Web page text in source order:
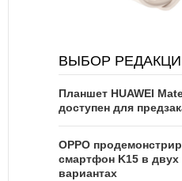
ВЫБОР
Планшет HUAWEI
доступен для
OPPO
смартфон K15 в
вариантах